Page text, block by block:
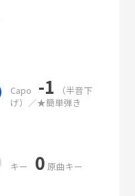
Capo -1
（半音下
げ）／★簡単弾き
キー 0 原曲キー